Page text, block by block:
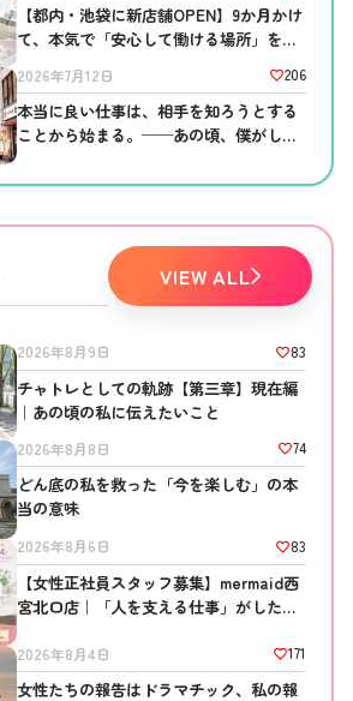
【都内・池袋に新店舗OPEN】9か月かけ
て、本気で「安心して働ける場所」を作
2026年7月12日 206
本当に良い仕事は、相手を知ろうとする
ことから始まる。──あの頃、僕がして
VIEW ALL
2026年8月9日 83
チャトレとしての軌跡【第三章】現在編
｜あの頃の私に伝えたいこと
2026年8月8日 74
どん底の私を救った「今を楽しむ」の本
当の意味
2026年8月6日 83
【女性正社員スタッフ募集】mermaid西
宮北口店｜「人を支える仕事」がしたい
2026年8月4日 171
女性たちの報告はドラマチック、私の報